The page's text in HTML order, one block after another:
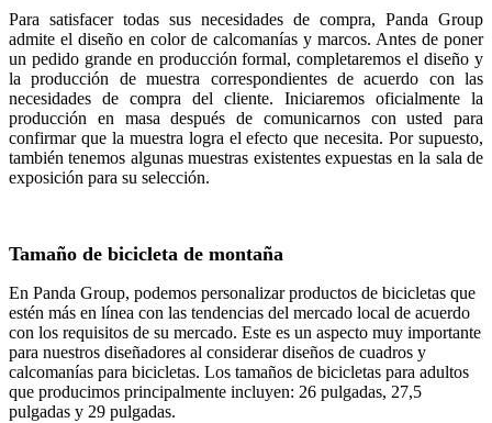
Para satisfacer todas sus necesidades de compra, Panda Group
admite el diseño en color de calcomanías y marcos. Antes de poner
un pedido grande en producción formal, completaremos el diseño y
la producción de muestra correspondientes de acuerdo con las
necesidades de compra del cliente. Iniciaremos oficialmente la
producción en masa después de comunicarnos con usted para
confirmar que la muestra logra el efecto que necesita. Por supuesto,
también tenemos algunas muestras existentes expuestas en la sala de
exposición para su selección.
Tamaño de bicicleta de montaña
En Panda Group, podemos personalizar productos de bicicletas que
estén más en línea con las tendencias del mercado local de acuerdo
con los requisitos de su mercado. Este es un aspecto muy importante
para nuestros diseñadores al considerar diseños de cuadros y
calcomanías para bicicletas. Los tamaños de bicicletas para adultos
que producimos principalmente incluyen: 26 pulgadas, 27,5
pulgadas y 29 pulgadas.